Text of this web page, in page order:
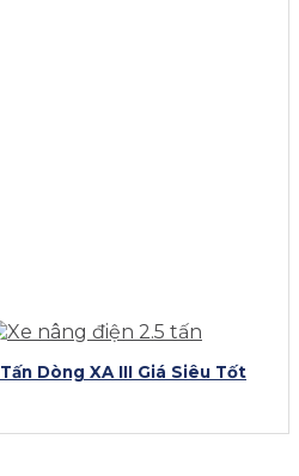
Dòng XA III Giá Siêu Tốt